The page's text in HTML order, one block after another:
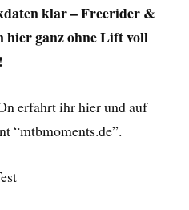
klar – Freerider &
hier ganz ohne Lift voll
erfahrt ihr hier und auf
“mtbmoments.de”.